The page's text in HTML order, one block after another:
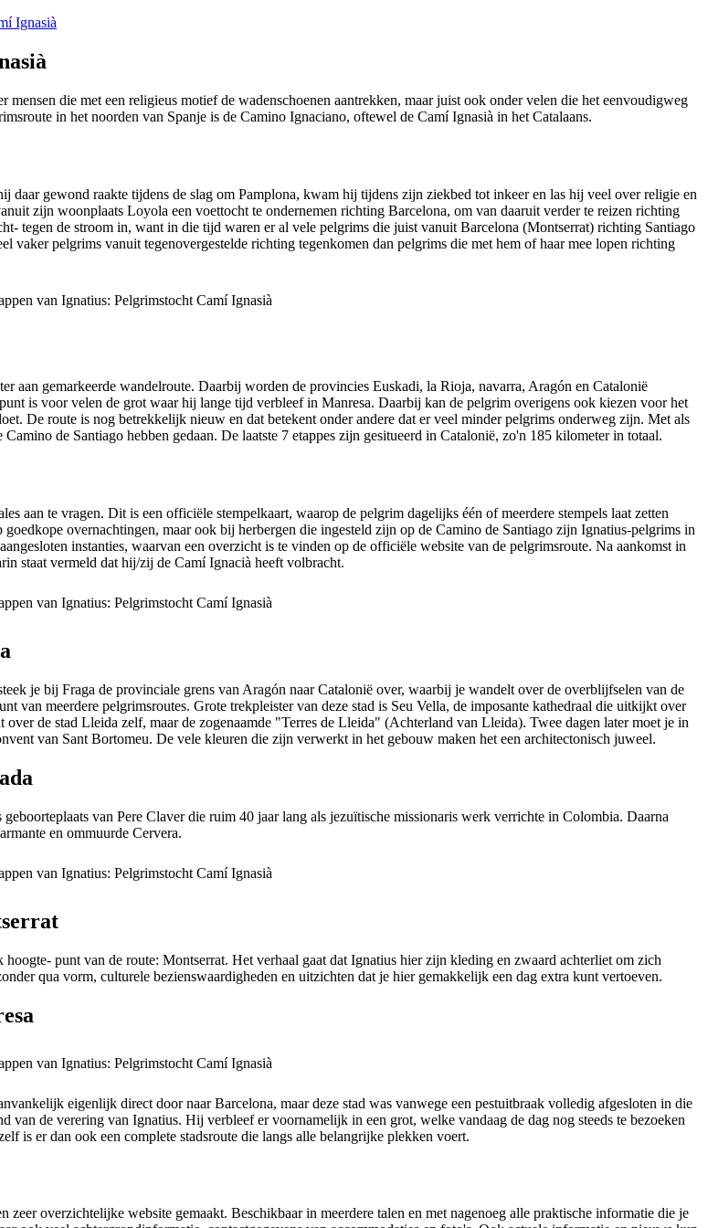
Ignasià
die met een religieus motief de wadenschoenen aantrekken, maar juist ook onder velen die het eenvoudigweg
in het noorden van Spanje is de Camino Ignaciano, oftewel de Camí Ignasià in het Catalaans.
daar gewond raakte tijdens de slag om Pamplona, kwam hij tijdens zijn ziekbed tot inkeer en las hij veel over religie en
zijn woonplaats Loyola een voettocht te ondernemen richting Barcelona, om van daaruit verder te reizen richting
tegen de stroom in, want in die tijd waren er al vele pelgrims die juist vanuit Barcelona (Montserrat) richting Santiago
vaker pelgrims vanuit tegenovergestelde richting tegenkomen dan pelgrims die met hem of haar mee lopen richting
aan gemarkeerde wandelroute. Daarbij worden de provincies Euskadi, la Rioja, navarra, Aragón en Catalonië
is voor velen de grot waar hij lange tijd verbleef in Manresa. Daarbij kan de pelgrim overigens ook kiezen voor het
De route is nog betrekkelijk nieuw en dat betekent onder andere dat er veel minder pelgrims onderweg zijn. Met als
de Santiago hebben gedaan. De laatste 7 etappes zijn gesitueerd in Catalonië, zo'n 185 kilometer in totaal.
aan te vragen. Dit is een officiële stempelkaart, waarop de pelgrim dagelijks één of meerdere stempels laat zetten
overnachtingen, maar ook bij herbergen die ingesteld zijn op de Camino de Santiago zijn Ignatius-pelgrims in
instanties, waarvan een overzicht is te vinden op de officiële website van de pelgrimsroute. Na aankomst in
staat vermeld dat hij/zij de Camí Ignacià heeft volbracht.
je bij Fraga de provinciale grens van Aragón naar Catalonië over, waarbij je wandelt over de overblijfselen van de
van meerdere pelgrimsroutes. Grote trekpleister van deze stad is Seu Vella, de imposante kathedraal die uitkijkt over
de stad Lleida zelf, maar de zogenaamde "Terres de Lleida" (Achterland van Lleida). Twee dagen later moet je in
van Sant Bortomeu. De vele kleuren die zijn verwerkt in het gebouw maken het een architectonisch juweel.
van Pere Claver die ruim 40 jaar lang als jezuïtische missionaris werk verrichte in Colombia. Daarna
en ommuurde Cervera.
punt van de route: Montserrat. Het verhaal gaat dat Ignatius hier zijn kleding en zwaard achterliet om zich
qua vorm, culturele bezienswaardigheden en uitzichten dat je hier gemakkelijk een dag extra kunt vertoeven.
eigenlijk direct door naar Barcelona, maar deze stad was vanwege een pestuitbraak volledig afgesloten in die
de verering van Ignatius. Hij verbleef er voornamelijk in een grot, welke vandaag de dag nog steeds te bezoeken
is er dan ook een complete stadsroute die langs alle belangrijke plekken voert.
overzichtelijke website gemaakt. Beschikbaar in meerdere talen en met nagenoeg alle praktische informatie die je